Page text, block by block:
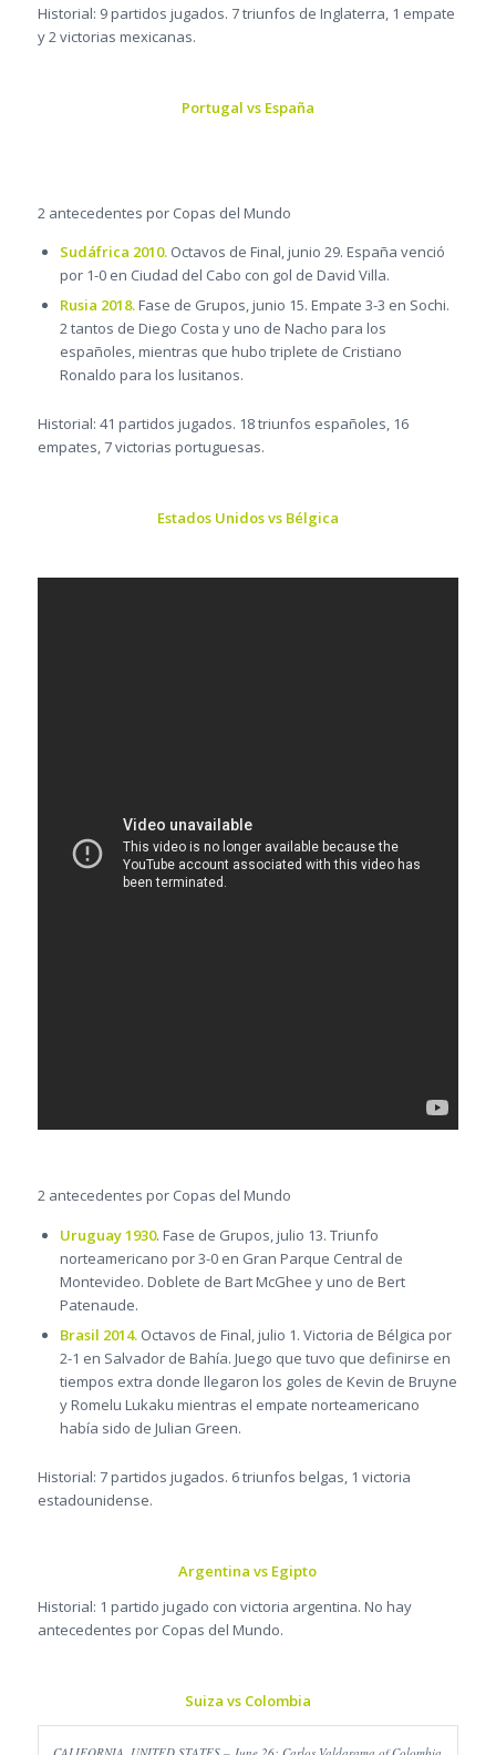
Historial: 9 partidos jugados. 7 triunfos de Inglaterra, 1 empate
y 2 victorias mexicanas.
Portugal vs España
2 antecedentes por Copas del Mundo
Sudáfrica 2010.Octavos de Final, junio 29. España venció
por 1-0 en Ciudad del Cabo con gol de David Villa.
Rusia 2018.Fase de Grupos, junio 15. Empate 3-3 en Sochi.
2 tantos de Diego Costa y uno de Nacho para los
españoles, mientras que hubo triplete de Cristiano
Ronaldo para los lusitanos.
Historial: 41 partidos jugados. 18 triunfos españoles, 16
empates, 7 victorias portuguesas.
Estados Unidos vs Bélgica
2 antecedentes por Copas del Mundo
Uruguay 1930. Fase de Grupos, julio 13. Triunfo
norteamericano por 3-0 en Gran Parque Central de
Montevideo. Doblete de Bart McGhee y uno de Bert
Patenaude.
Brasil 2014.Octavos de Final, julio 1. Victoria de Bélgica por
2-1 en Salvador de Bahía. Juego que tuvo que definirse en
tiempos extra donde llegaron los goles de Kevin de Bruyne
y Romelu Lukaku mientras el empate norteamericano
había sido de Julian Green.
Historial: 7 partidos jugados. 6 triunfos belgas, 1 victoria
estadounidense.
Argentina vs Egipto
Historial: 1 partido jugado con victoria argentina. No hay
antecedentes por Copas del Mundo.
Suiza vs Colombia